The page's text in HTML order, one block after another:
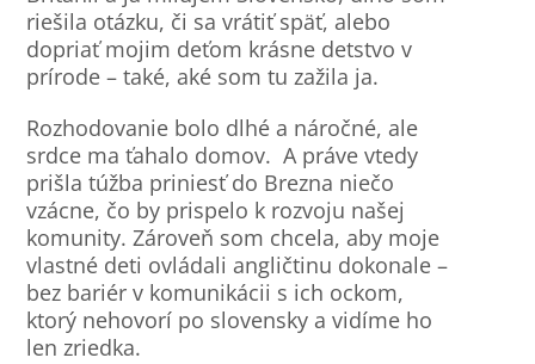
riešila otázku, či sa vrátiť späť, alebo
dopriať mojim deťom krásne detstvo v
prírode – také, aké som tu zažila ja.
Rozhodovanie bolo dlhé a náročné, ale
srdce ma ťahalo domov. A práve vtedy
prišla túžba priniesť do Brezna niečo
vzácne, čo by prispelo k rozvoju našej
komunity. Zároveň som chcela, aby moje
vlastné deti ovládali angličtinu dokonale –
bez bariér v komunikácii s ich ockom,
ktorý nehovorí po slovensky a vidíme ho
len zriedka.